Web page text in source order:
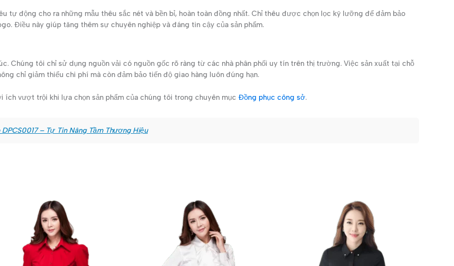
tự động cho ra những mẫu thêu sắc nét và bền bỉ, hoàn toàn đồng nhất. Chỉ thêu được chọn lọc kỹ lưỡng để đảm bảo
Điều này giúp tăng thêm sự chuyên nghiệp và đáng tin cậy của sản phẩm.
Chúng tôi chỉ sử dụng nguồn vải có nguồn gốc rõ ràng từ các nhà phân phối uy tín trên thị trường. Việc sản xuất tại chỗ
chỉ giảm thiểu chi phí mà còn đảm bảo tiến độ giao hàng luôn đúng hạn.
ích vượt trội khi lựa chọn sản phẩm của chúng tôi trong chuyên mục Đồng phục công sở.
– Tự Tin Nâng Tầm Thương Hiệu